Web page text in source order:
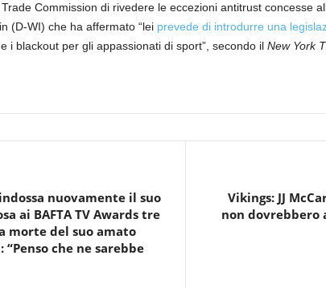
Commission di rivedere le eccezioni antitrust concesse
(D-WI) che ha affermato “lei prevede di introdurre una
i blackout per gli appassionati di sport”, secondo il New York
nuovamente il suo
ai BAFTA TV Awards tre
morte del suo amato
“Penso che ne sarebbe
Vikings: JJ
non dovrebbero